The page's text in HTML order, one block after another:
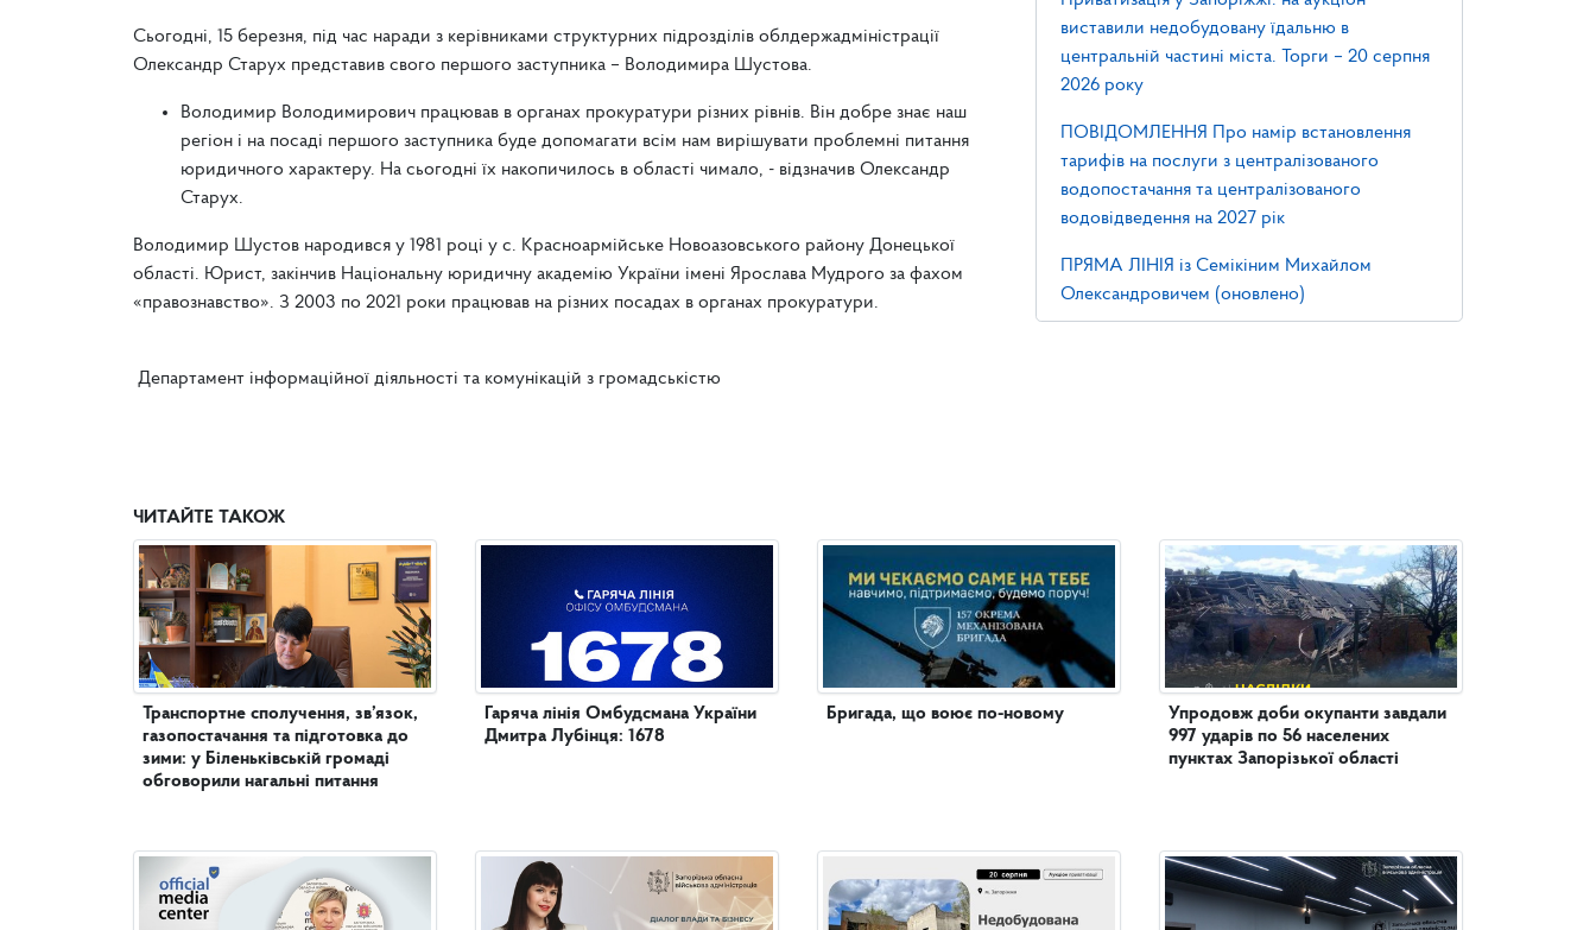
Сьогодні, 15 березня, під час наради з керівниками структурних підрозділів облдержадміністрації
Олександр Старух представив свого першого заступника – Володимира Шустова.
Володимир Володимирович працював в органах прокуратури різних рівнів. Він добре знає наш
регіон і на посаді першого заступника буде допомагати всім нам вирішувати проблемні питання
юридичного характеру. На сьогодні їх накопичилось в області чимало, - відзначив Олександр
Старух.
Володимир Шустов народився у 1981 році у с. Красноармійське Новоазовського району Донецької
області. Юрист, закінчив Національну юридичну академію України імені Ярослава Мудрого за фахом
«правознавство». З 2003 по 2021 роки працював на різних посадах в органах прокуратури.
Департамент інформаційної діяльності та комунікацій з громадськістю
виставили недобудовану їдальню в
центральній частині міста. Торги – 20 серпня
2026 року
ПОВІДОМЛЕННЯ Про намір встановлення
тарифів на послуги з централізованого
водопостачання та централізованого
водовідведення на 2027 рік
ПРЯМА ЛІНІЯ із Семікіним Михайлом
Олександровичем (оновлено)
ЧИТАЙТЕ ТАКОЖ
Транспортне сполучення, зв’язок,
газопостачання та підготовка до
зими: у Біленьківській громаді
обговорили нагальні питання
Гаряча лінія Омбудсмана України
Дмитра Лубінця: 1678
Бригада, що воює по-новому
Упродовж доби окупанти завдали
997 ударів по 56 населених
пунктах Запорізької області